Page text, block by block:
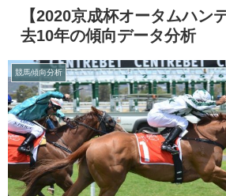
【2020京成杯オータムハン
去10年の傾向データ分析
競馬傾向分析